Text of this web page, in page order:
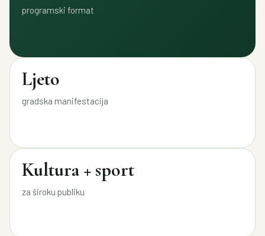
programski format
Ljeto
gradska manifestacija
Kultura + sport
za široku publiku